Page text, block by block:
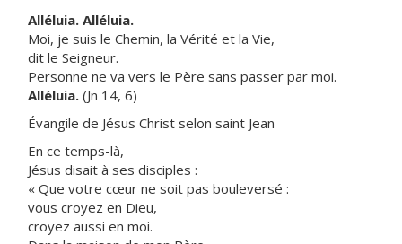
Alléluia. Alléluia.
Moi, je suis le Chemin, la Vérité et la Vie,
dit le Seigneur.
Personne ne va vers le Père sans passer par moi.
Alléluia. (Jn 14, 6)
Évangile de Jésus Christ selon saint Jean
En ce temps-là,
Jésus disait à ses disciples :
« Que votre cœur ne soit pas bouleversé :
vous croyez en Dieu,
croyez aussi en moi.